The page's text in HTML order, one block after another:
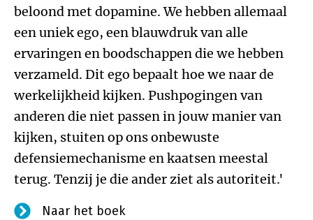
beloond met dopamine. We hebben allemaal
een uniek ego, een blauwdruk van alle
ervaringen en boodschappen die we hebben
verzameld. Dit ego bepaalt hoe we naar de
werkelijkheid kijken. Pushpogingen van
anderen die niet passen in jouw manier van
kijken, stuiten op ons onbewuste
defensiemechanisme en kaatsen meestal
terug. Tenzij je die ander ziet als autoriteit.'
Naar het boek